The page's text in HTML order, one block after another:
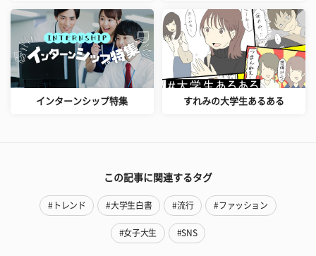
インターンシップ特集 すれみの大学生あるある
この記事に関連するタグ
#トレンド #大学生白書 #流行 #ファッション
#女子大生 #SNS